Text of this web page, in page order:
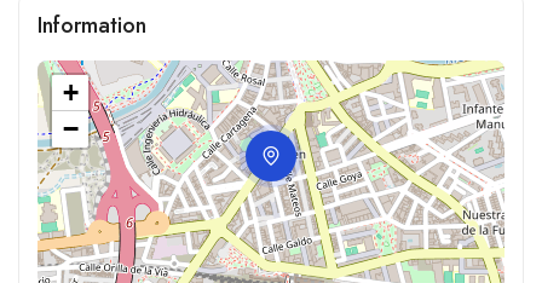
Information
+
−